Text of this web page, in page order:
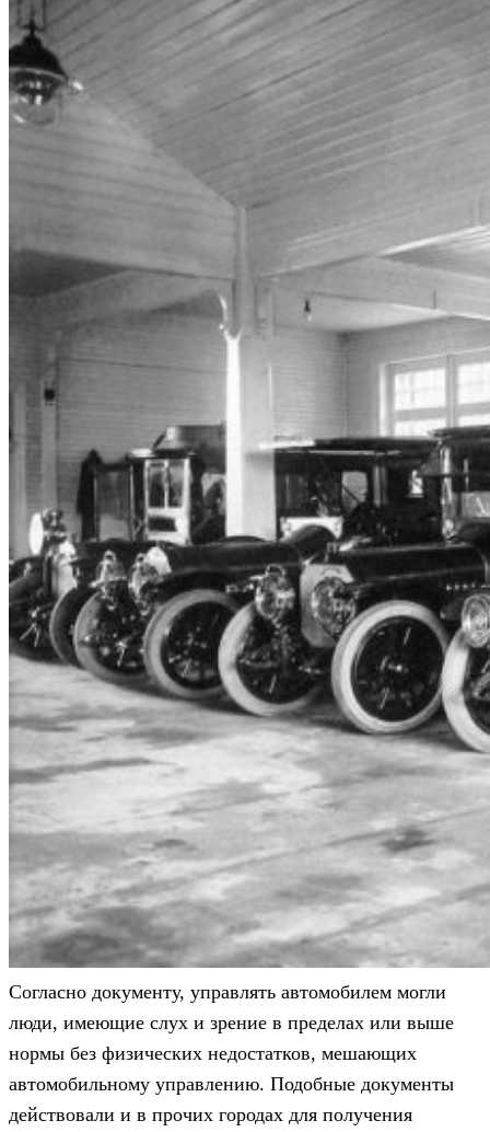
Налоговая инспекция
Транспортная инспекция
Штраф за отсутствие путевого листа в 2026
году
Новый штамп предрейсового медосмотра
2025г. Приказ Минздрава № 266н от 30 мая
2023г.-скачать полный текст, обзор
Постановление о проверке МАДИ
Публикации
Контакты
Согласно документу, управлять автомобилем могли
люди, имеющие слух и зрение в пределах или выше
нормы без физических недостатков, мешающих
автомобильному управлению. Подобные документы
действовали и в прочих городах для получения